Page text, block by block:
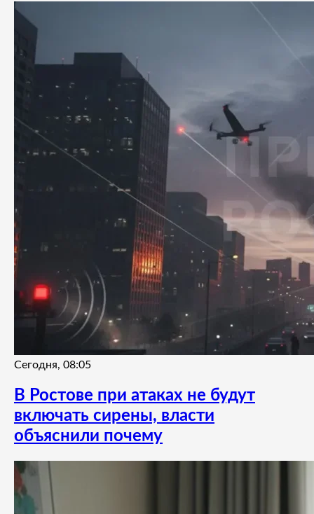
Сегодня, 08:05
В Ростове при атаках не будут
включать сирены, власти
объяснили почему